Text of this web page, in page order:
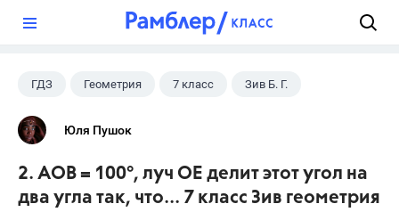
ГДЗ Геометрия 7 класс Зив Б. Г.
Юля Пушок
2. AOB = 100°, луч ОЕ делит этот угол на
два угла так, что... 7 класс Зив геометрия